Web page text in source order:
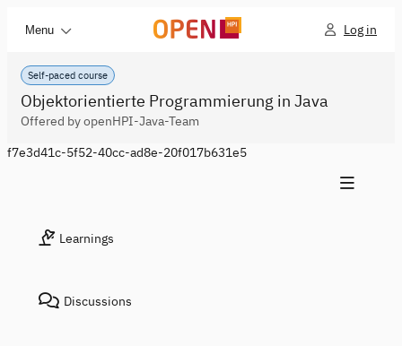
Menu Log in
Self-paced course
Objektorientierte Programmierung in Java
Offered by openHPI-Java-Team
f7e3d41c-5f52-40cc-ad8e-20f017b631e5
Learnings
Discussions